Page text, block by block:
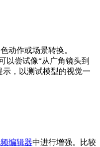
动作或场景转换。
以尝试像“从广角镜头到
示，以测试模型的视觉一
编辑器中进行增强。比较